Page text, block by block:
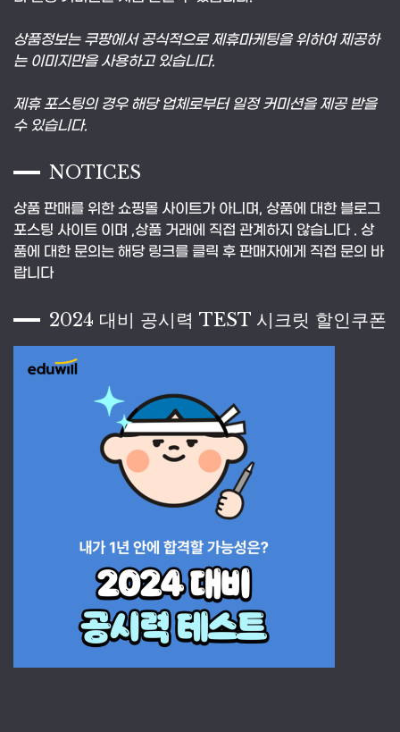
상품정보는 쿠팡에서 공식적으로 제휴마케팅을 위하여 제공하
는 이미지만을 사용하고 있습니다.
제휴 포스팅의 경우 해당 업체로부터 일정 커미션을 제공 받을
수 있습니다.
NOTICES
상품 판매를 위한 쇼핑몰 사이트가 아니며, 상품에 대한 블로그
포스팅 사이트 이며 ,상품 거래에 직접 관계하지 않습니다 . 상
품에 대한 문의는 해당 링크를 클릭 후 판매자에게 직접 문의 바
랍니다
2024 대비 공시력 TEST 시크릿 할인쿠폰